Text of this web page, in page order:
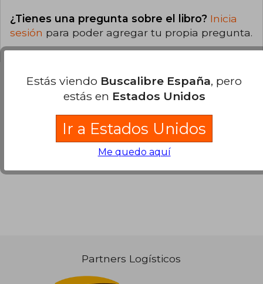
¿Tienes una pregunta sobre el libro? Inicia
sesión para poder agregar tu propia pregunta.
Ver más opiniones de clientes
Partners Logísticos
Estás viendo Buscalibre España, pero
estás en Estados Unidos
Ir a Estados Unidos
Me quedo aquí